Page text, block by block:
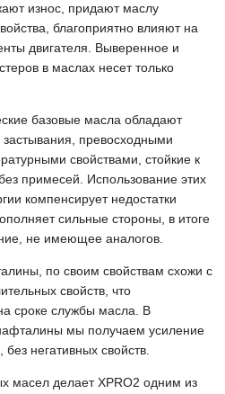
износ, придают маслу
благоприятно влияют на
двигателя. Выверенное и
в маслах несет только
базовые масла обладают
превосходными
свойствами, стойкие к
примесей. Использование этих
компенсирует недостатки
сильные стороны, в итоге
не имеющее аналогов.
по своим свойствам схожи с
свойств, что
сроке службы масла. В
мы получаем усиление
негативных свойств.
масел делает XPRO2 одним из